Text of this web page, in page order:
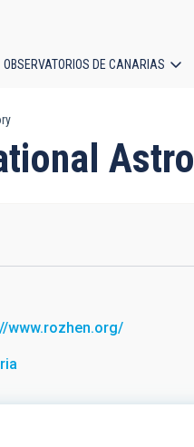
OBSERVATORIOS DE CANARIAS
www.rozhen.org/